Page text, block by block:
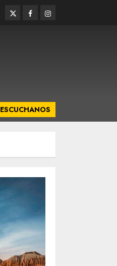
TwitterFacebookInstagram
ESCUCHANOS